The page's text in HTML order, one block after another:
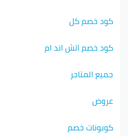
كود خصم كل
كود خصم اتش اند ام
جميع المتاجر
عروض
كوبونات خصم